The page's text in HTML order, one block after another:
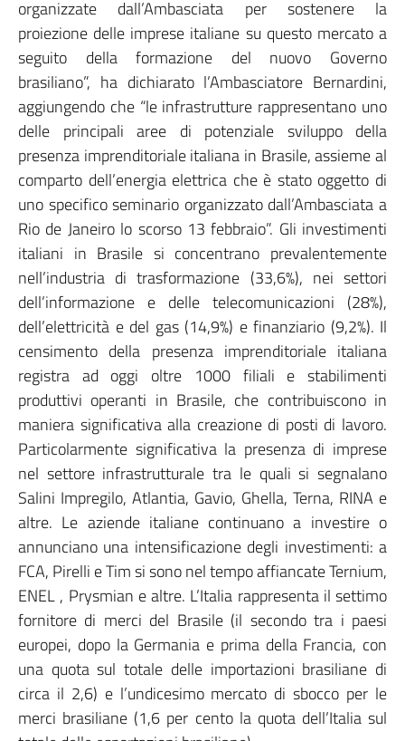
organizzate dall’Ambasciata per sostenere la
proiezione delle imprese italiane su questo mercato a
seguito della formazione del nuovo Governo
brasiliano”, ha dichiarato l’Ambasciatore Bernardini,
aggiungendo che “le infrastrutture rappresentano uno
delle principali aree di potenziale sviluppo della
presenza imprenditoriale italiana in Brasile, assieme al
comparto dell’energia elettrica che è stato oggetto di
uno specifico seminario organizzato dall’Ambasciata a
Rio de Janeiro lo scorso 13 febbraio”. Gli investimenti
italiani in Brasile si concentrano prevalentemente
nell’industria di trasformazione (33,6%), nei settori
dell’informazione e delle telecomunicazioni (28%),
dell’elettricità e del gas (14,9%) e finanziario (9,2%). Il
censimento della presenza imprenditoriale italiana
registra ad oggi oltre 1000 filiali e stabilimenti
produttivi operanti in Brasile, che contribuiscono in
maniera significativa alla creazione di posti di lavoro.
Particolarmente significativa la presenza di imprese
nel settore infrastrutturale tra le quali si segnalano
Salini Impregilo, Atlantia, Gavio, Ghella, Terna, RINA e
altre. Le aziende italiane continuano a investire o
annunciano una intensificazione degli investimenti: a
FCA, Pirelli e Tim si sono nel tempo affiancate Ternium,
ENEL , Prysmian e altre. L’Italia rappresenta il settimo
fornitore di merci del Brasile (il secondo tra i paesi
europei, dopo la Germania e prima della Francia, con
una quota sul totale delle importazioni brasiliane di
circa il 2,6) e l’undicesimo mercato di sbocco per le
merci brasiliane (1,6 per cento la quota dell’Italia sul